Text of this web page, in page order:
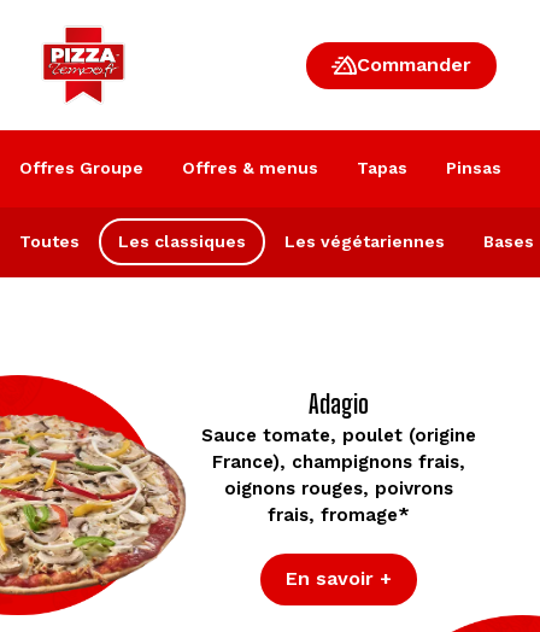
Commander
Offres Groupe Offres & menus Tapas Pinsas
Toutes Les classiques Les végétariennes
Adagio
Sauce tomate, poulet (origine
France), champignons frais,
oignons rouges, poivrons
frais, fromage*
En savoir +